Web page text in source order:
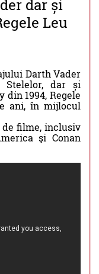
dar și
Leu
Darth Vader
Stelelor, dar și
1994, Regele
ani, în mijlocul
de filme, inclusiv
şi Conan